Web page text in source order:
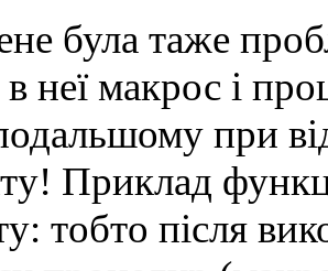
була таже
в неї макрос і
при
Приклад
тобто після